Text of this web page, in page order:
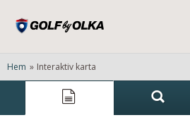
Hem » Interaktiv karta